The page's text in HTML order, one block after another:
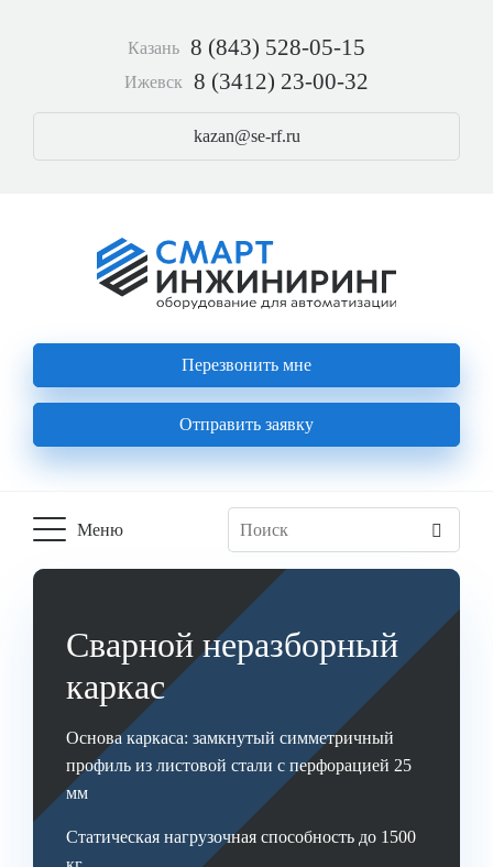
Казань 8 (843) 528-05-15
Ижевск 8 (3412) 23-00-32
kazan@se-rf.ru
Перезвонить мне
Отправить заявку
Основная
навигация
Меню
Сварной неразборный
каркас
Основа каркаса: замкнутый симметричный
профиль из листовой стали с перфорацией 25
мм
Статическая нагрузочная способность до 1500